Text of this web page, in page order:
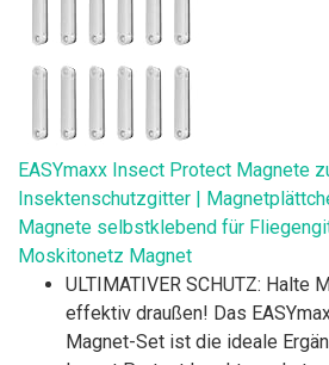
EASYmaxx Insect Protect Magnete
Insektenschutzgitter |
Magnete selbstklebend für
Moskitonetz Magnet
ULTIMATIVER SCHUTZ: Halte
effektiv draußen! Das
Magnet-Set ist die ideale